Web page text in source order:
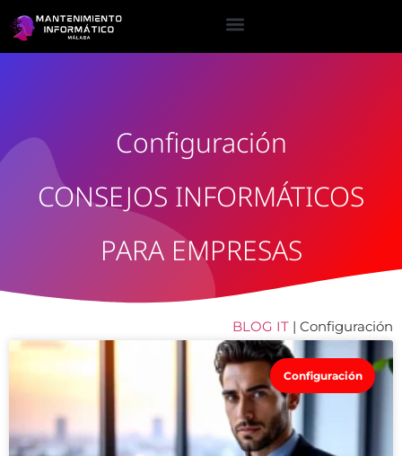
Configuración
CONSEJOS INFORMÁTICOS
PARA EMPRESAS
BLOG IT | Configuración
Configuración